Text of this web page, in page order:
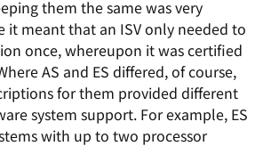
them the same was very
it meant that an ISV only needed to
once, whereupon it was certified
AS and ES differed, of course,
for them provided different
system support. For example, ES
with up to two processor